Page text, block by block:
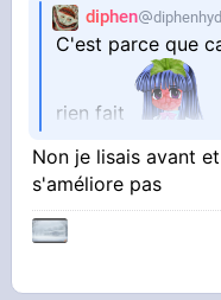
diphen
C'est parce que
rien fait
quand je
rend un peu
longtemps
dans les
Non je lisais avant
s'améliore pas